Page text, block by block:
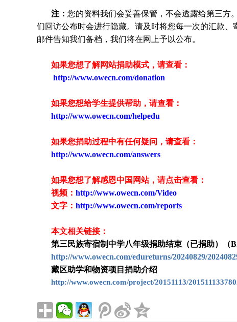
注： 您的资料我们会妥善保管，不会透露给第三方
们回访公布时会进行隐藏。请及时将您每一次的汇款
邮件告知我们备档，我们将在网上予以公布。
如果您想了解网站捐助模式，请查看：
http://www.owecn.com/donation
如果您想给学生提供帮助，请查看 ：
http://www.owecn.com/helpedu
如果您捐助过程中有任何疑问，请查看 ：
http://www.owecn.com/answers
如果您想了解感恩中国网站，请点击查看：
视频： http://www.owecn.com/Video
文字： http://www.owecn.com/reports
本文相关链接：
第三民族寄宿制中学八年级捐助结束（已捐助）（
http://www.owecn.com/edureturns/20240829/
藏区助学和物资项目捐助介绍
http://www.owecn.com/project/20151113/